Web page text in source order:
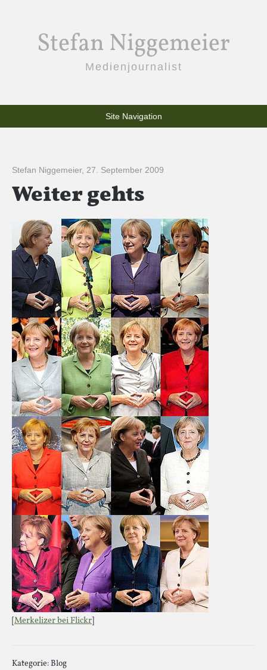
Stefan Niggemeier
Medienjournalist
Site Navigation
Stefan Niggemeier, 27. September 2009
Weiter gehts
[Merkelizer bei Flickr]
Kategorie:Blog